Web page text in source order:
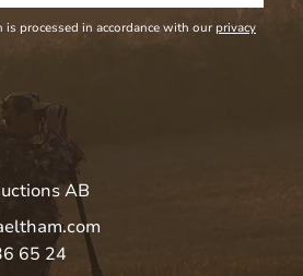
processed in accordance with our privacy
AB
65 24